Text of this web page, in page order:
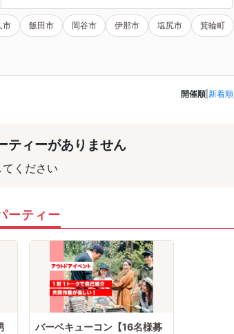
市 飯田市 岡谷市 伊那市 塩尻市 箕輪町
開催順 新着順
ティーがありません
ください
ーティー
バーベキューコン【16名様募